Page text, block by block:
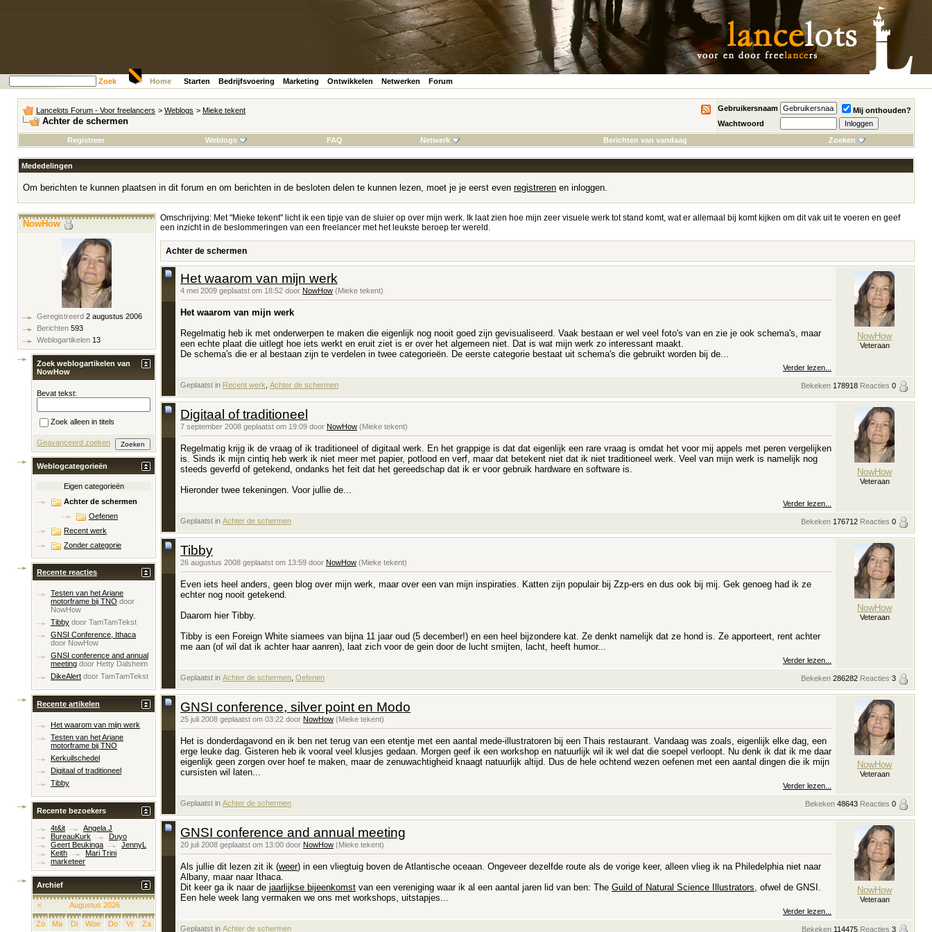
Zoek Home Starten Bedrijfsvoering Marketing Ontwikkelen Netwerken Forum
Lancelots Forum - Voor freelancers > Weblogs > Mieke tekent
Achter de schermen
Gebruikersnaam
Mij onthouden?
Wachtwoord
Registreer
Weblogs FAQ Netwerk Berichten van vandaag Zoeken
Mededelingen
Om berichten te kunnen plaatsen in dit forum en om berichten in de besloten delen te kunnen lezen, moet je je eerst even registreren en inloggen.
Omschrijving: Met "Mieke tekent" licht ik een tipje van de sluier op over mijn werk. Ik laat zien hoe mijn zeer visuele werk tot stand komt, wat er allemaal bij komt kijken om dit vak uit te voeren en geef
een inzicht in de beslommeringen van een freelancer met het leukste beroep ter wereld.
Achter de schermen
Het waarom van mijn werk
4 mei 2009 geplaatst om 18:52 door NowHow (Mieke tekent)
Het waarom van mijn werk
Regelmatig heb ik met onderwerpen te maken die eigenlijk nog nooit goed zijn gevisualiseerd. Vaak bestaan er wel veel foto's van en zie je ook schema's, maar
een echte plaat die uitlegt hoe iets werkt en eruit ziet is er over het algemeen niet. Dat is wat mijn werk zo interessant maakt.
De schema's die er al bestaan zijn te verdelen in twee categorieën. De eerste categorie bestaat uit schema's die gebruikt worden bij de...
Verder lezen...
NowHow
Veteraan
Geplaatst in Recent werk Achter de schermen Bekeken 178918 Reacties 0
Digitaal of traditioneel
7 september 2008 geplaatst om 19:09 door NowHow (Mieke tekent)
Regelmatig krijg ik de vraag of ik traditioneel of digitaal werk. En het grappige is dat dat eigenlijk een rare vraag is omdat het voor mij appels met peren vergelijken
is. Sinds ik mijn cintiq heb werk ik niet meer met papier, potlood en verf, maar dat betekent niet dat ik niet traditioneel werk. Veel van mijn werk is namelijk nog
steeds geverfd of getekend, ondanks het feit dat het gereedschap dat ik er voor gebruik hardware en software is.
Hieronder twee tekeningen. Voor jullie de...
Verder lezen...
NowHow
Veteraan
Geplaatst in Achter de schermen Bekeken 176712 Reacties 0
Tibby
26 augustus 2008 geplaatst om 13:59 door NowHow (Mieke tekent)
Even iets heel anders, geen blog over mijn werk, maar over een van mijn inspiraties. Katten zijn populair bij Zzp-ers en dus ook bij mij. Gek genoeg had ik ze
echter nog nooit getekend.
Daarom hier Tibby.
Tibby is een Foreign White siamees van bijna 11 jaar oud (5 december!) en een heel bijzondere kat. Ze denkt namelijk dat ze hond is. Ze apporteert, rent achter
me aan (of wil dat ik achter haar aanren), laat zich voor de gein door de lucht smijten, lacht, heeft humor...
Verder lezen...
NowHow
Veteraan
Geplaatst in Achter de schermen Oefenen Bekeken 286282 Reacties 3
GNSI conference, silver point en Modo
25 juli 2008 geplaatst om 03:22 door NowHow (Mieke tekent)
Het is donderdagavond en ik ben net terug van een etentje met een aantal mede-illustratoren bij een Thais restaurant. Vandaag was zoals, eigenlijk elke dag, een
erge leuke dag. Gisteren heb ik vooral veel klusjes gedaan. Morgen geef ik een workshop en natuurlijk wil ik wel dat die soepel verloopt. Nu denk ik dat ik me daar
eigenlijk geen zorgen over hoef te maken, maar de zenuwachtigheid knaagt natuurlijk altijd. Dus de hele ochtend wezen oefenen met een aantal dingen die ik mijn
cursisten wil laten...
Verder lezen...
NowHow
Veteraan
Geplaatst in Achter de schermen Bekeken 48643 Reacties 0
GNSI conference and annual meeting
20 juli 2008 geplaatst om 13:00 door NowHow (Mieke tekent)
Als jullie dit lezen zit ik (weer) in een vliegtuig boven de Atlantische oceaan. Ongeveer dezelfde route als de vorige keer, alleen vlieg ik na Philedelphia niet naar
Albany, maar naar Ithaca.
Dit keer ga ik naar de jaarlijkse bijeenkomst van een vereniging waar ik al een aantal jaren lid van ben: The Guild of Natural Science Illustrators , ofwel de GNSI.
Een hele week lang vermaken we ons met workshops, uitstapjes...
Verder lezen...
NowHow
Veteraan
Geplaatst in Achter de schermen Bekeken 114475 Reacties 3
NowHow
Geregistreerd 2 augustus 2006
Berichten 593
Weblogartikelen 13
Zoek weblogartikelen van
NowHow
Bevat tekst:
Zoek alleen in titels
Geavanceerd zoeken
Weblogcategorieën
Eigen categorieën
Achter de schermen
Oefenen
Recent werk
Zonder categorie
Recente reacties
Testen van het Ariane
motorframe bij TNO door
NowHow
Tibby door TamTamTekst
GNSI Conference, Ithaca
door NowHow
GNSI conference and annual
meeting door Hetty Dalsheim
DikeAlert door TamTamTekst
Recente artikelen
Het waarom van mijn werk
Testen van het Ariane
motorframe bij TNO
Kerkuilschedel
Digitaal of traditioneel
Tibby
Recente bezoekers
4t&it
Angela.J
BureauKurk
Duyo
Geert Beukinga
JennyL
Keith
Mari Trini
marketeer
Archief
< Augustus 2026
Zo Ma Di Woe Do Vr Za